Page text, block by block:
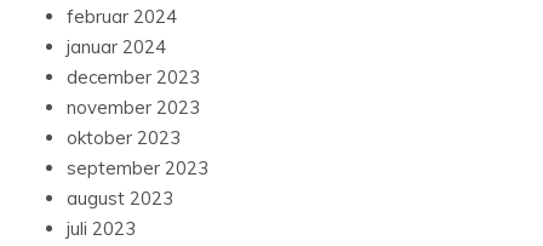
februar 2024
januar 2024
december 2023
november 2023
oktober 2023
september 2023
august 2023
juli 2023